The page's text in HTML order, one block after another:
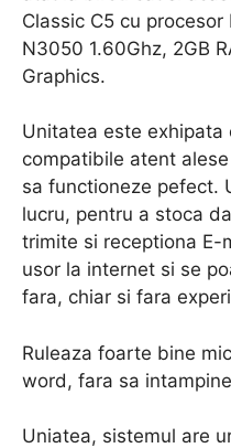
Classic C5 cu
N3050 1.60Ghz, 2GB
Graphics.
Unitatea este exhipata
compatibile atent
sa functioneze pefect.
lucru, pentru a stoca
trimite si receptiona E-
usor la internet si se
fara, chiar si fara
Ruleaza foarte bine
word, fara sa
Uniatea, sistemul are